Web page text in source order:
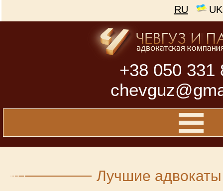
RU UK
+38 050 331
Лучшие